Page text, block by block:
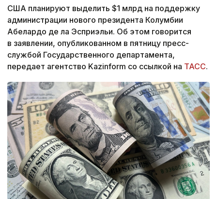
США планируют выделить $1 млрд на поддержку
администрации нового президента Колумбии
Абелардо де ла Эсприэльи. Об этом говорится
в заявлении, опубликованном в пятницу пресс-
службой Государственного департамента,
передает агентство Kazinform со ссылкой на ТАСС.